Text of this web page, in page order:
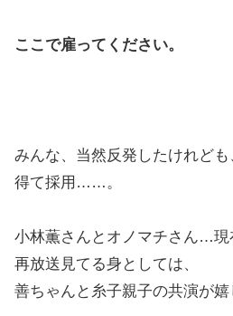
ここで雇ってください。
みんな、当然反発したけれど
得て採用……。
小林薫さんとオノマチさん…現
再放送見てる身としては、
善ちゃんと糸子親子の共演が嬉